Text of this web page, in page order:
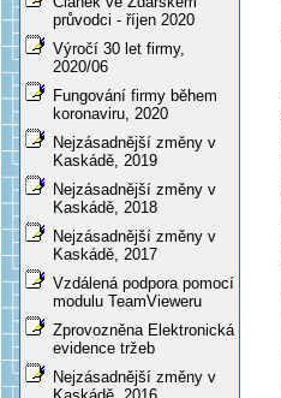
průvodci - říjen 2020
Výročí 30 let firmy,
2020/06
Fungování firmy během
koronaviru, 2020
Nejzásadnější změny v
Kaskádě, 2019
Nejzásadnější změny v
Kaskádě, 2018
Nejzásadnější změny v
Kaskádě, 2017
Vzdálená podpora pomocí
modulu TeamVieweru
Zprovozněna Elektronická
evidence tržeb
Nejzásadnější změny v